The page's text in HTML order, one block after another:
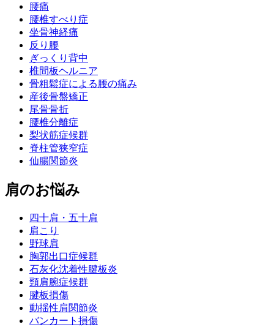
腰痛
腰椎すべり症
坐骨神経痛
反り腰
ぎっくり背中
椎間板ヘルニア
骨粗鬆症による腰の痛み
産後骨盤矯正
尾骨骨折
腰椎分離症
梨状筋症候群
脊柱管狭窄症
仙腸関節炎
肩のお悩み
四十肩・五十肩
肩こり
野球肩
胸郭出口症候群
石灰化沈着性腱板炎
頸肩腕症候群
腱板損傷
動揺性肩関節炎
バンカート損傷